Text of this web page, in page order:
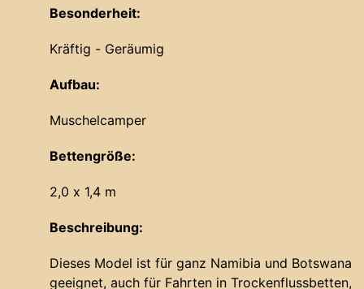
Besonderheit:
Kräftig - Geräumig
Aufbau:
Muschelcamper
Bettengröße:
2,0 x 1,4 m
Beschreibung:
Dieses Model ist für ganz Namibia und Botswana
geeignet, auch für Fahrten in Trockenflussbetten,